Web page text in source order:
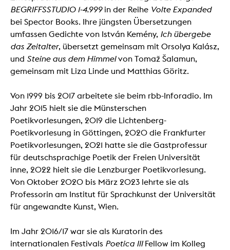
BEGRIFFSSTUDIO 1-4.999in der Reihe Volte Expanded
bei Spector Books. Ihre jüngsten Übersetzungen
umfassen Gedichte von István Kemény, Ich übergebe
das Zeitalter, übersetzt gemeinsam mit Orsolya Kalász,
und Steine aus dem Himmelvon Tomaž Šalamun,
gemeinsam mit Liza Linde und Matthias Göritz.
Von 1999 bis 2017 arbeitete sie beim rbb-Inforadio. Im
Jahr 2015 hielt sie die Münsterschen
Poetikvorlesungen, 2019 die Lichtenberg-
Poetikvorlesung in Göttingen, 2020 die Frankfurter
Poetikvorlesungen, 2021 hatte sie die Gastprofessur
für deutschsprachige Poetik der Freien Universität
inne, 2022 hielt sie die Lenzburger Poetikvorlesung.
Von Oktober 2020 bis März 2023 lehrte sie als
Professorin am Institut für Sprachkunst der Universität
für angewandte Kunst, Wien.
Im Jahr 2016/17 war sie als Kuratorin des
internationalen Festivals Poetica IIIFellow im Kolleg